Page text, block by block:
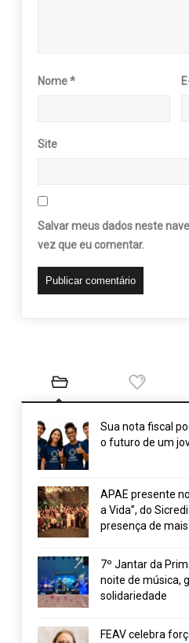
Nome*
Site
Salvar meus dados neste
vez que eu comentar.
Sua nota fiscal
o futuro de um
APAE presente
a Vida”, do
presença de
7º Jantar da
noite de música,
solidariedade
FEAV celebra